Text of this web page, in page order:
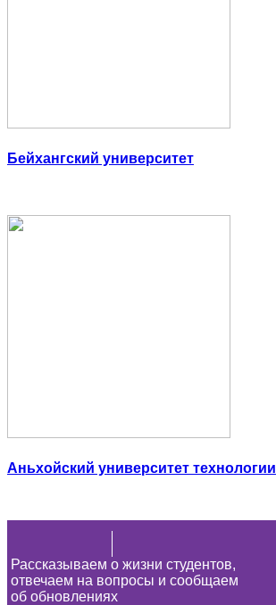
Бейхангский университет
Аньхойский университет технологии
Рассказываем о жизни студентов,
отвечаем на вопросы и сообщаем
об обновлениях